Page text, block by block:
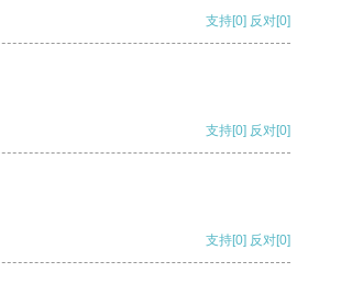
支持[0] 反对[0]
支持[0] 反对[0]
支持[0] 反对[0]